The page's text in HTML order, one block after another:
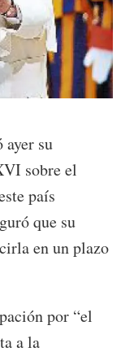
su
sobre el
país
que su
en un plazo
por “el
a la